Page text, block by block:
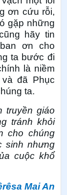
ơn cứu rỗi,
gặp những
hãy tin
ơn cho
ta bước đi
là niềm
đã Phục
ta.
truyền giáo
tránh khỏi
cho chúng
sinh nhưng
cuộc khổ
Mai An